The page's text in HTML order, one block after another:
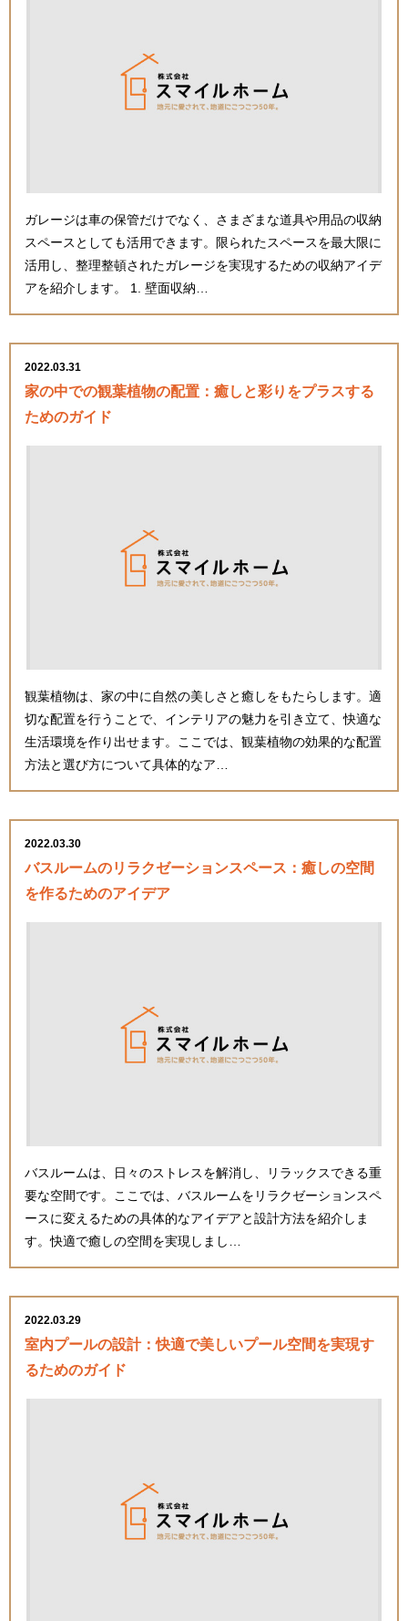
ガレージは車の保管だけでなく、さまざまな道具や用品の収納
スペースとしても活用できます。限られたスペースを最大限に
活用し、整理整頓されたガレージを実現するための収納アイデ
アを紹介します。 1. 壁面収納…
2022.03.31
家の中での観葉植物の配置：癒しと彩りをプラスする
ためのガイド
観葉植物は、家の中に自然の美しさと癒しをもたらします。適
切な配置を行うことで、インテリアの魅力を引き立て、快適な
生活環境を作り出せます。ここでは、観葉植物の効果的な配置
方法と選び方について具体的なア…
2022.03.30
バスルームのリラクゼーションスペース：癒しの空間
を作るためのアイデア
バスルームは、日々のストレスを解消し、リラックスできる重
要な空間です。ここでは、バスルームをリラクゼーションスペ
ースに変えるための具体的なアイデアと設計方法を紹介しま
す。快適で癒しの空間を実現しまし…
2022.03.29
室内プールの設計：快適で美しいプール空間を実現す
るためのガイド